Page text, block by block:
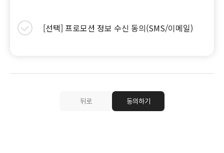
[선택] 프로모션 정보 수신 동의(SMS/이메일)
뒤로